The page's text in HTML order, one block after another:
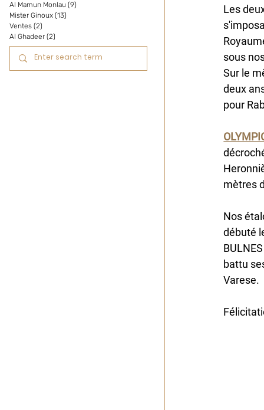
Les
sous
Sur le
deux
pour
mètres
Nos
débuté
battu
Varese.
Al Mamun Monlau (9)
Mister Ginoux (13)
Ventes (2)
Al Ghadeer (2)